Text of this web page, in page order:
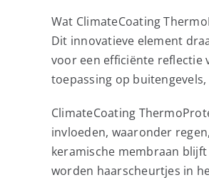
Wat ClimateCoating
Dit innovatieve element
voor een efficiënte reflectie
toepassing op
ClimateCoating
invloeden, waaronder
keramische membraan
worden haarscheurtjes in